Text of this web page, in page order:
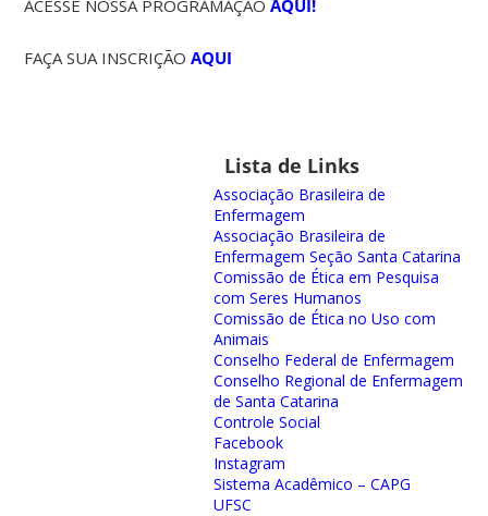
ACESSE NOSSA PROGRAMAÇÃOAQUI!
FAÇA SUA INSCRIÇÃOAQUI
Lista de Links
Associação Brasileira de
Enfermagem
Associação Brasileira de
Enfermagem Seção Santa Catarina
Comissão de Ética em Pesquisa
com Seres Humanos
Comissão de Ética no Uso com
Animais
Conselho Federal de Enfermagem
Conselho Regional de Enfermagem
de Santa Catarina
Controle Social
Facebook
Instagram
Sistema Acadêmico – CAPG
UFSC